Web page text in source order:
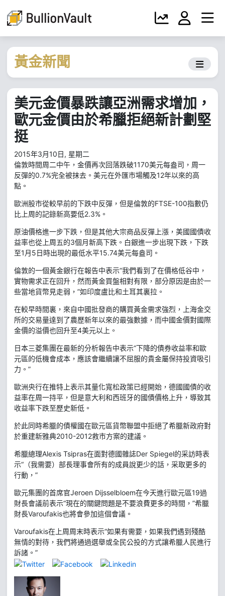
黃金新聞
美元金價暴跌讓亞洲需求增加，
歐元金價由於希臘拒絕新計劃堅
挺
2015年3月10日, 星期二
倫敦時間周二中午，金價再次回落跌破1170美元每盎司，周一
反彈的0.7%完全被抹去。美元在外匯市場觸及12年以來的高
點。
歐洲股市從較早前的下跌中反彈，但是倫敦的FTSE-100指數仍
比上周的記錄新高要低2.3%。
原油價格進一步下跌，但是其他大宗商品反彈上漲，美國國債收
益率也從上周五的3個月新高下跌。白銀進一步出現下跌，下跌
至1月5日時出現的最低水平15.74美元每盎司。
倫敦的一個黃金銀行在報告中表示“我們看到了在價格低谷中，
實物需求正在回升，然而黃金買盤相對有限，部分原因是由於一
些當地貨幣見走弱，”如印度盧比和土耳其裏拉。
在較早時間裏，來自中國批發商的購買黃金需求強烈，上海金交
所的交易量達到了農歷新年以來的最強數據，而中國金價對國際
金價的溢價也回升至4美元以上。
日本三菱集團在最新的分析報告中表示“下降的債券收益率和歐
元區的低機會成本，應該會繼續讓不屈服的貴金屬保持投資吸引
力。”
歐洲央行在推特上表示其量化寬松政策已經開始，德國國債的收
益率在周一持平，但是意大利和西班牙的國債價格上升，導致其
收益率下跌至歷史新低。
於此同時希臘的債權國在歐元區貨幣聯盟中拒絕了希臘新政府對
於重建新雅典2010-2012救市方案的建議。
希臘總理Alexis Tsipras在面對德國雜誌Der Spiegel的采訪時表
示“（我需要）部長理事會所有的成員說更少的話，采取更多的
行動，”
歐元集團的首席官Jeroen Dijsselbloem在今天進行歐元區19過
財長會議前表示“現在的關鍵問題是不要浪費更多的時間，”希臘
財長Varoufakis也將會參加這個會議。
Varoufakis在上周周末時表示“如果有需要，如果我們遇到殘酷
無情的對待，我們將通過選舉或全民公投的方式讓希臘人民進行
訴諸。”